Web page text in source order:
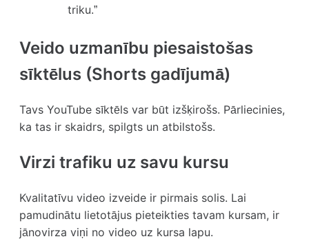
triku.”
Veido uzmanību piesaistošas
sīktēlus (Shorts gadījumā)
Tavs YouTube sīktēls var būt izšķirošs. Pārliecinies,
ka tas ir skaidrs, spilgts un atbilstošs.
Virzi trafiku uz savu kursu
Kvalitatīvu video izveide ir pirmais solis. Lai
pamudinātu lietotājus pieteikties tavam kursam, ir
jānovirza viņi no video uz kursa lapu.